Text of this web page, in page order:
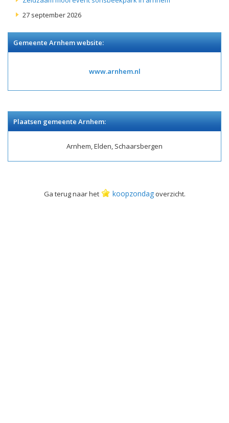
27 september 2026
Gemeente Arnhem website:
www.arnhem.nl
Plaatsen gemeente Arnhem:
Arnhem, Elden, Schaarsbergen
Ga terug naar het koopzondagoverzicht.